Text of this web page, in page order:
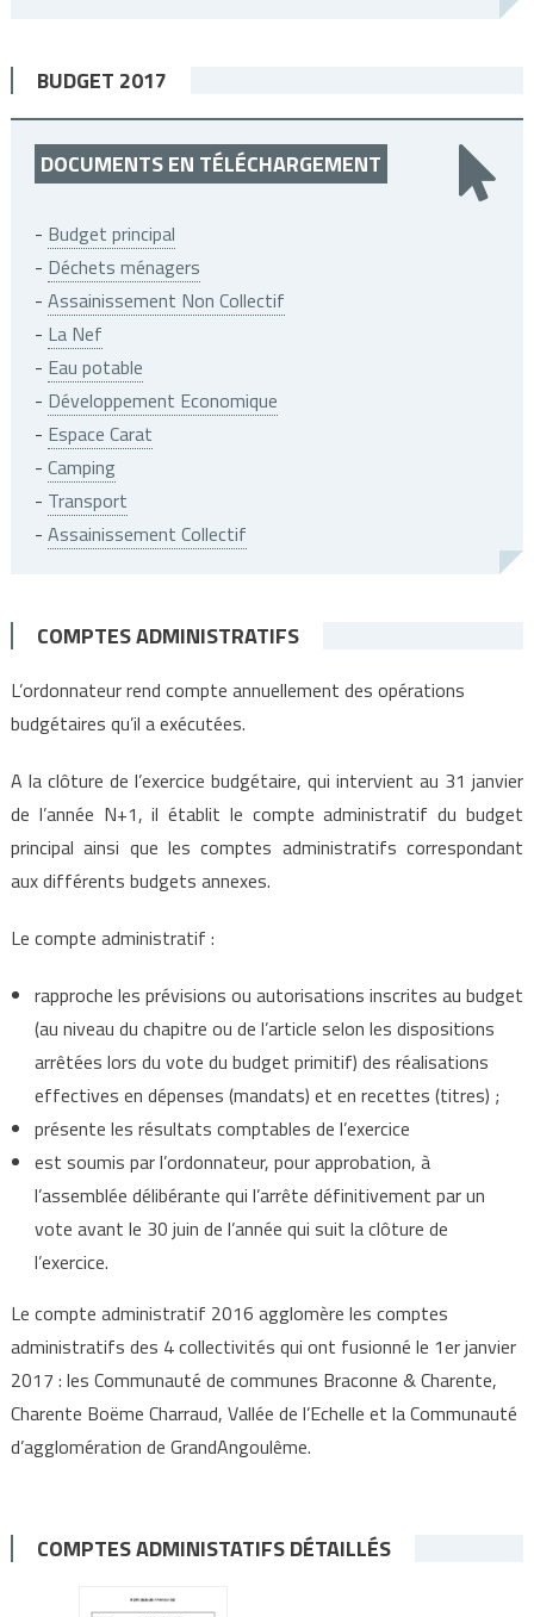
BUDGET 2017
DOCUMENTS EN TÉLÉCHARGEMENT
- Budget principal
- Déchets ménagers
- Assainissement Non Collectif
- La Nef
- Eau potable
- Développement Economique
- Espace Carat
- Camping
- Transport
- Assainissement Collectif
COMPTES ADMINISTRATIFS
L’ordonnateur rend compte annuellement des opérations
budgétaires qu’il a exécutées.
A la clôture de l’exercice budgétaire, qui intervient au 31 janvier
de l’année N+1, il établit le compte administratif du budget
principal ainsi que les comptes administratifs correspondant
aux différents budgets annexes.
Le compte administratif :
rapproche les prévisions ou autorisations inscrites au budget
(au niveau du chapitre ou de l’article selon les dispositions
arrêtées lors du vote du budget primitif) des réalisations
effectives en dépenses (mandats) et en recettes (titres) ;
présente les résultats comptables de l’exercice
est soumis par l’ordonnateur, pour approbation, à
l’assemblée délibérante qui l’arrête définitivement par un
vote avant le 30 juin de l’année qui suit la clôture de
l’exercice.
Le compte administratif 2016 agglomère les comptes
administratifs des 4 collectivités qui ont fusionné le 1er janvier
2017 : les Communauté de communes Braconne & Charente,
Charente Boëme Charraud, Vallée de l’Echelle et la Communauté
d’agglomération de GrandAngoulême.
COMPTES ADMINISTATIFS DÉTAILLÉS